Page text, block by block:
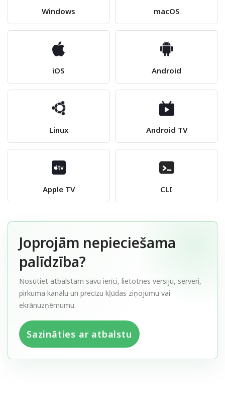
Windows macOS
iOS Android
Linux Android TV
Apple TV CLI
Joprojām nepieciešama
palīdzība?
Nosūtiet atbalstam savu ierīci, lietotnes versiju, serveri,
pirkuma kanālu un precīzu kļūdas ziņojumu vai
ekrānuzņēmumu.
Sazināties ar atbalstu